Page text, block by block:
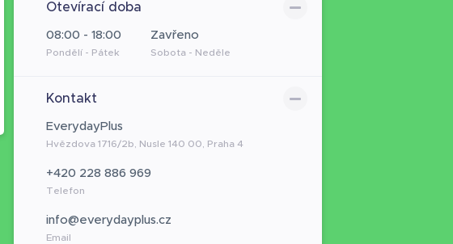
Otevírací doba
08:00 - 18:00
Pondělí - Pátek
Zavřeno
Sobota - Neděle
Kontakt
EverydayPlus
Hvězdova 1716/2b, Nusle 140 00, Praha 4
+420 228 886 969
Telefon
info@everydayplus.cz
Email